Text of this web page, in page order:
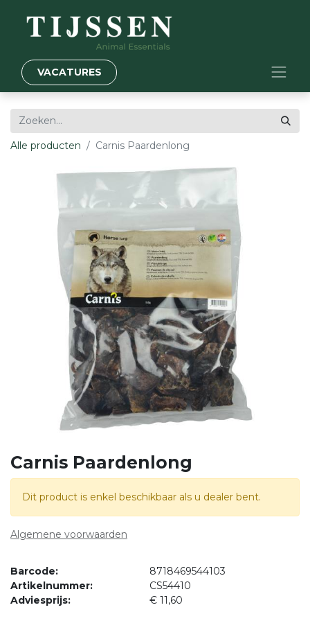
VACATURES
Alle producten Carnis Paardenlong
Carnis Paardenlong
Dit product is enkel beschikbaar als u dealer bent.
Algemene voorwaarden
Barcode:
8718469544103
Artikelnummer:
CS54410
Adviesprijs:
€ 11,60